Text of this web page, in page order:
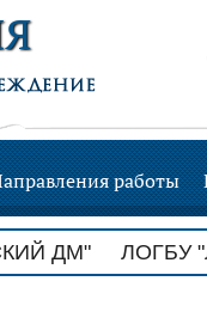
работы
ДМ" ЛОГБУ